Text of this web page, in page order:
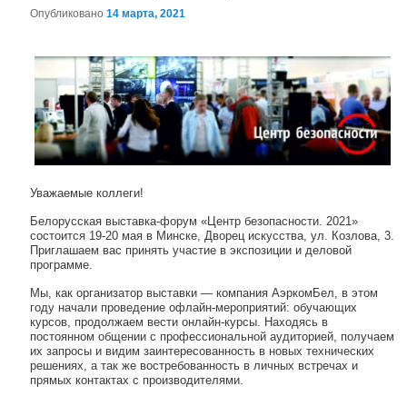
Опубликовано 14 марта, 2021
Уважаемые коллеги!
Белорусская выставка-форум «Центр безопасности. 2021»
состоится 19-20 мая в Минске, Дворец искусства, ул. Козлова, 3.
Приглашаем вас принять участие в экспозиции и деловой
программе.
Мы, как организатор выставки — компания АэркомБел, в этом
году начали проведение офлайн-мероприятий: обучающих
курсов, продолжаем вести онлайн-курсы. Находясь в
постоянном общении с профессиональной аудиторией, получаем
их запросы и видим заинтересованность в новых технических
решениях, а так же востребованность в личных встречах и
прямых контактах с производителями.